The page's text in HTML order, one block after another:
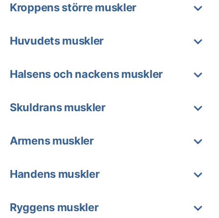
Kroppens större muskler
Huvudets muskler
Halsens och nackens muskler
Skuldrans muskler
Armens muskler
Handens muskler
Ryggens muskler